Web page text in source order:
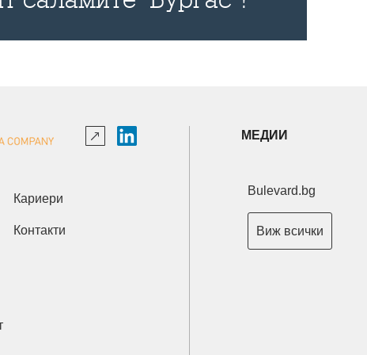
Кариери
Контакти
МЕДИИ
Bulevard.bg
Виж всички